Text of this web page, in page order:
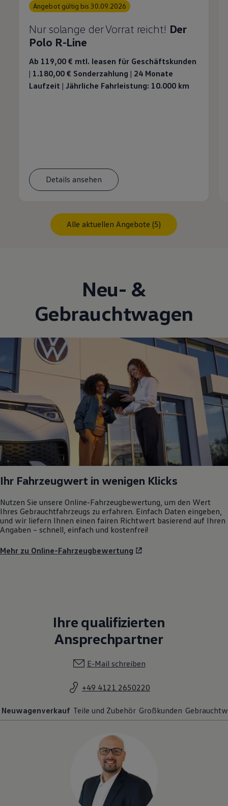
Angebot gültig bis 30.09.2026
Nur solange der Vorrat reicht! Der
Polo R-Line
Ab 119,00 € mtl. leasen für Geschäftskunden
| 1.180,00 € Sonderzahlung | 24 Monate
Laufzeit | Jährliche Fahrleistung: 10.000 km
Details ansehen
Alle aktuellen Angebote (5)
Neu- &
Gebrauchtwagen
Ihr Fahrzeugwert in wenigen Klicks
Nutzen Sie unsere Online-Fahrzeugbewertung, um den Wert
Ihres Gebrauchtfahrzeugs zu erfahren. Einfach Daten eingeben,
und wir liefern Ihnen einen fairen Richtwert basierend auf Ihren
Angaben – schnell, einfach und kostenfrei!
Mehr zu Online-Fahrzeugbewertung
Ihre qualifizierten
Ansprechpartner
E-Mail schreiben
+49 4121 2650220
Neuwagenverkauf Teile und Zubehör Großkunden